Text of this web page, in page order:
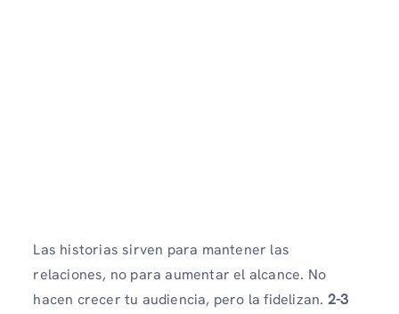
Las historias sirven para mantener las
relaciones, no para aumentar el alcance. No
hacen crecer tu audiencia, pero la fidelizan. 2-3